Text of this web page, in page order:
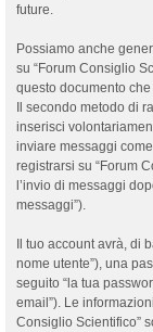
future.
Possiamo anche
su “Forum Consiglio
questo documento
Il secondo metodo di
inserisci
inviare messaggi
registrarsi su “Forum
l’invio di messaggi
messaggi”).
Il tuo account avrà, di
nome utente”), una
seguito “la tua
email”). Le
Consiglio Scientifico”